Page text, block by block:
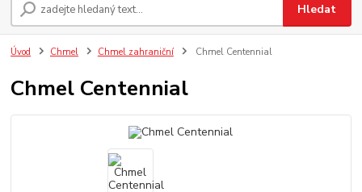
Hledat
Úvod Chmel Chmel zahraniční Chmel Centennial
Chmel Centennial